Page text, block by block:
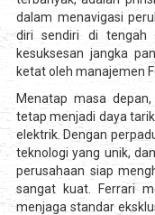
dalam menavigasi
diri sendiri di tengah
kesuksesan jangka
ketat oleh manajemen
Menatap masa
tetap menjadi daya
elektrik. Dengan
teknologi yang unik,
perusahaan siap
sangat kuat. Ferrari
menjaga standar